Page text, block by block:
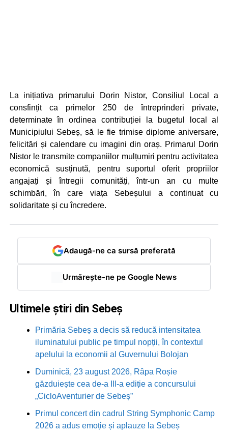
La inițiativa primarului Dorin Nistor, Consiliul Local a
consfințit ca primelor 250 de întreprinderi private,
determinate în ordinea contribuției la bugetul local al
Municipiului Sebeș, să le fie trimise diplome aniversare,
felicitări și calendare cu imagini din oraș. Primarul Dorin
Nistor le transmite companiilor mulțumiri pentru activitatea
economică susținută, pentru suportul oferit propriilor
angajați și întregii comunități, într-un an cu multe
schimbări, în care viața Sebeșului a continuat cu
solidaritate și cu încredere.
Adaugă-ne ca sursă preferată
Urmărește-ne pe Google News
Ultimele știri din Sebeș
Primăria Sebeș a decis să reducă intensitatea
iluminatului public pe timpul nopții, în contextul
apelului la economii al Guvernului Bolojan
Duminică, 23 august 2026, Râpa Roșie
găzduiește cea de-a III-a ediție a concursului
„CicloAventurier de Sebeș”
Primul concert din cadrul String Symphonic Camp
2026 a adus emoție și aplauze la Sebeș